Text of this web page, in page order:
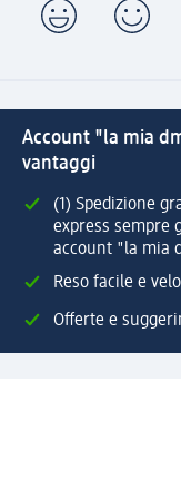
Account "la mia
vantaggi
(1) Spedizione
express sempre
account "la mia
Reso facile e
Offerte e